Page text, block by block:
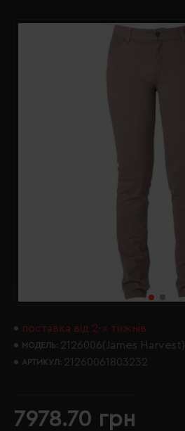
поставка від 2-х тижнів
МОДЕЛЬ: 2126006(James Harvest)
АРТИКУЛ: 21260061803232
7978.70 грн